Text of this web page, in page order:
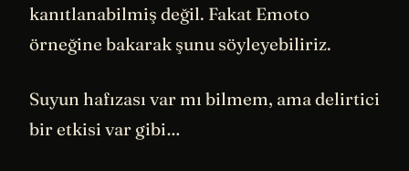
kanıtlanabilmiş değil. Fakat Emoto
örneğine bakarak şunu söyleyebiliriz.
Suyun hafızası var mı bilmem, ama delirtici
bir etkisi var gibi…